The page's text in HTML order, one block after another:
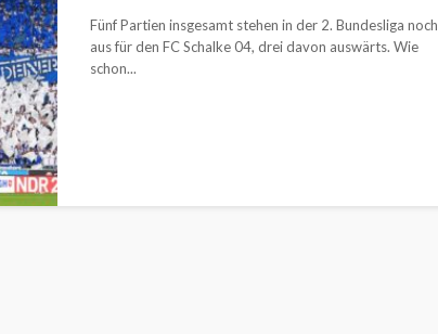
Fünf Partien insgesamt stehen in der 2. Bundesliga noch
aus für den FC Schalke 04, drei davon auswärts. Wie
schon...